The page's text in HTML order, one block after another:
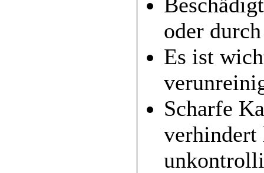
oder
Es ist
Scharfe
verhindert